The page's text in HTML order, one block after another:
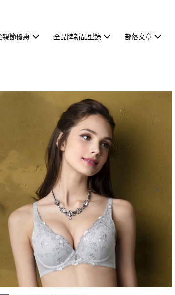
親節優惠 全品牌新品型錄 部落文章